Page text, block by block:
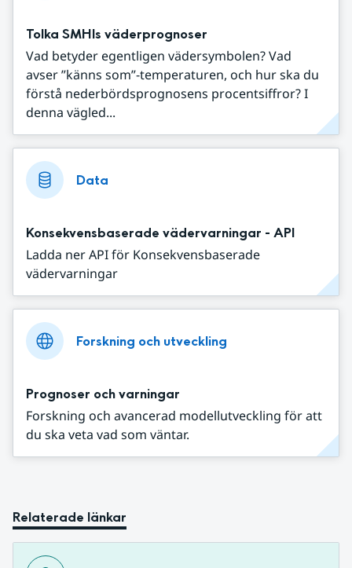
Tolka SMHIs väderprognoser
Vad betyder egentligen vädersymbolen? Vad
avser ”känns som”-temperaturen, och hur ska du
förstå nederbördsprognosens procentsiffror? I
denna vägled...
Data
Konsekvensbaserade vädervarningar - API
Ladda ner API för Konsekvensbaserade
vädervarningar
Forskning och utveckling
Prognoser och varningar
Forskning och avancerad modellutveckling för att
du ska veta vad som väntar.
Relaterade länkar